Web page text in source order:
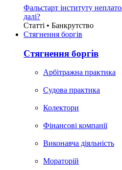
Фальстарт інституту
далі?
Статті • Банкрутство
Стягнення боргiв
Стягнення боргiв
Арбітражна практика
Судова практика
Колектори
Фінансові компанії
Виконавча діяльність
Мораторій